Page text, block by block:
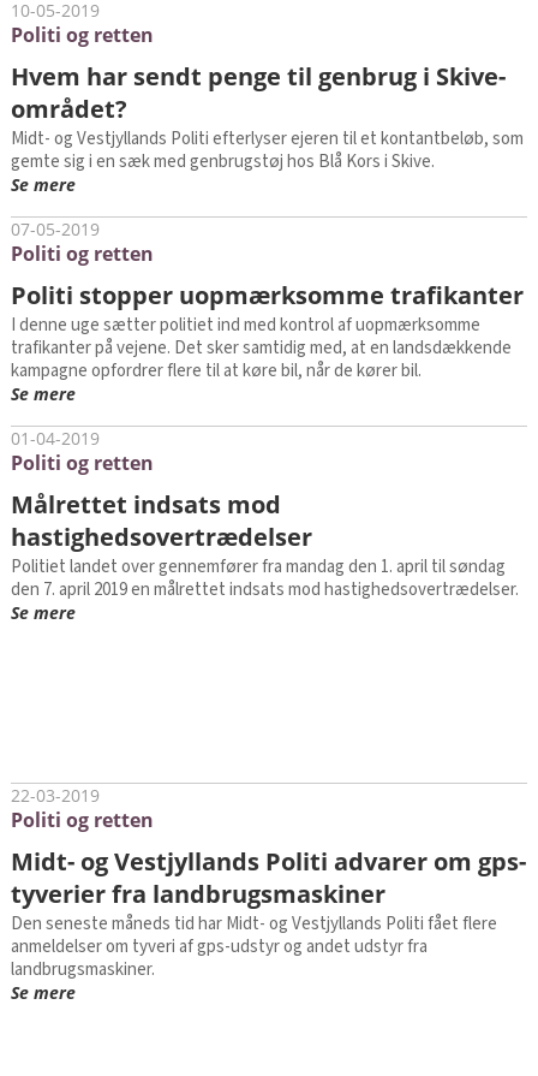
10-05-2019
Politi og retten
Hvem har sendt penge til genbrug i Skive-
området?
Midt- og Vestjyllands Politi efterlyser ejeren til et kontantbeløb, som
gemte sig i en sæk med genbrugstøj hos Blå Kors i Skive.
Se mere
07-05-2019
Politi og retten
Politi stopper uopmærksomme trafikanter
I denne uge sætter politiet ind med kontrol af uopmærksomme
trafikanter på vejene. Det sker samtidig med, at en landsdækkende
kampagne opfordrer flere til at køre bil, når de kører bil.
Se mere
01-04-2019
Politi og retten
Målrettet indsats mod
hastighedsovertrædelser
Politiet landet over gennemfører fra mandag den 1. april til søndag
den 7. april 2019 en målrettet indsats mod hastighedsovertrædelser.
Se mere
22-03-2019
Politi og retten
Midt- og Vestjyllands Politi advarer om gps-
tyverier fra landbrugsmaskiner
Den seneste måneds tid har Midt- og Vestjyllands Politi fået flere
anmeldelser om tyveri af gps-udstyr og andet udstyr fra
landbrugsmaskiner.
Se mere